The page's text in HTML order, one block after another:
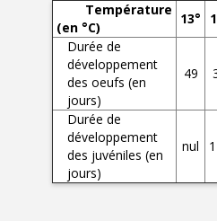
Température
(en °C)
13°
Durée de
développement
des oeufs (en
jours)
49
Durée de
développement
des juvéniles (en
jours)
nul